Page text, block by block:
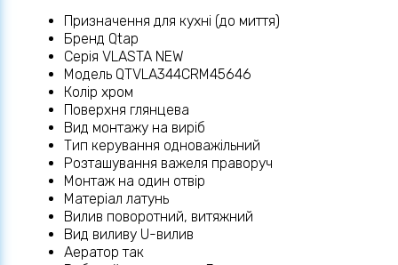
Призначення для кухні (до миття)
Бренд Qtap
Серія VLASTA NEW
Модель QTVLA344CRM45646
Колір хром
Поверхня глянцева
Вид монтажу на виріб
Тип керування одноважільний
Розташування важеля праворуч
Монтаж на один отвір
Матеріал латунь
Вилив поворотний, витяжний
Вид виливу U-вилив
Аератор так